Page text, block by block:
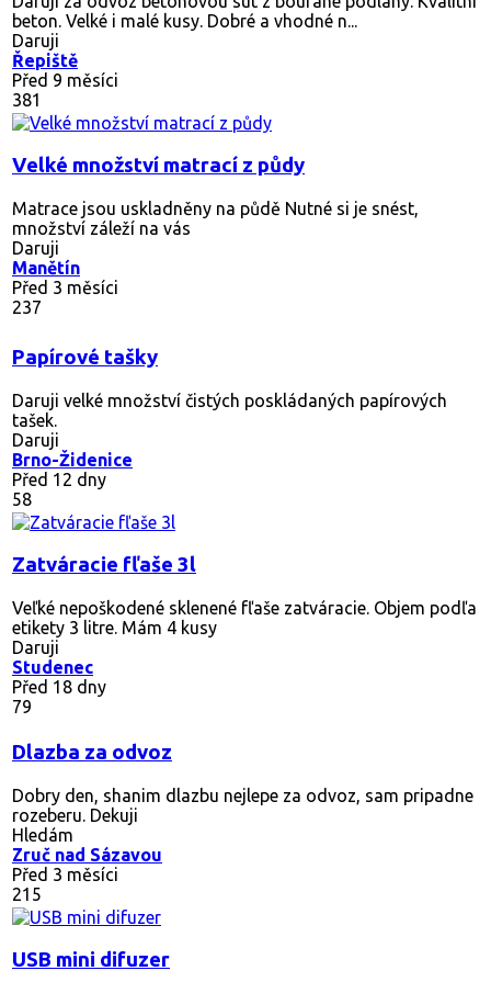
beton. Velké i malé kusy. Dobré a vhodné n...
Daruji
Řepiště
Před 9 měsíci
381
Velké množství matrací z půdy
Matrace jsou uskladněny na půdě Nutné si je snést,
množství záleží na vás
Daruji
Manětín
Před 3 měsíci
237
Papírové tašky
Daruji velké množství čistých poskládaných papírových
tašek.
Daruji
Brno-Židenice
Před 12 dny
58
Zatváracie fľaše 3l
Veľké nepoškodené sklenené fľaše zatváracie. Objem podľa
etikety 3 litre. Mám 4 kusy
Daruji
Studenec
Před 18 dny
79
Dlazba za odvoz
Dobry den, shanim dlazbu nejlepe za odvoz, sam pripadne
rozeberu. Dekuji
Hledám
Zruč nad Sázavou
Před 3 měsíci
215
USB mini difuzer